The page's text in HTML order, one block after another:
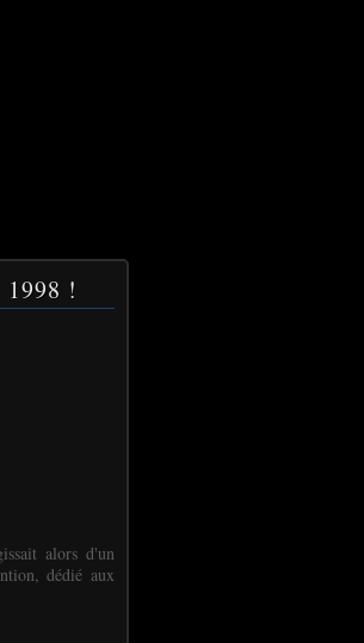
!
alors d'un
dédié aux